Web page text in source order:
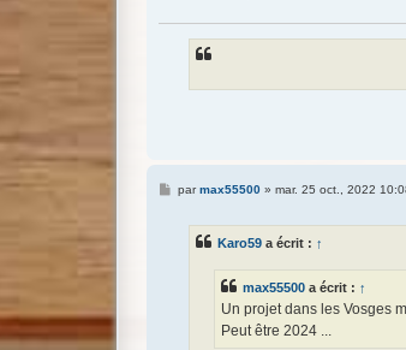
Mparmax55500» mar. 25 oct., 2022
Karo59 a écrit : ↑
max55500 a écrit : ↑
Un projet dans les Vosges
Peut être 2024 ...